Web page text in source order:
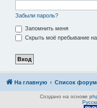
Забыли пароль?
Запомнить меня
Скрыть моё пребывание
На главную Список
Создано на основе